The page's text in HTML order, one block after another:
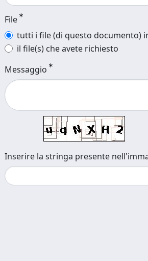
File
tutti i file (di questo documento)
il file(s) che avete richiesto
Messaggio
Inserire la stringa presente